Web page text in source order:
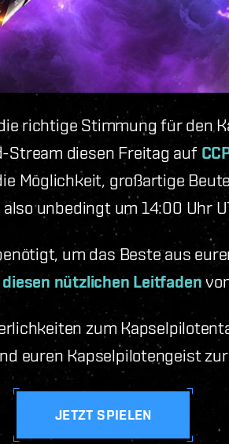
richtige Stimmung für den
Stream diesen Freitag auf
Möglichkeit, großartige
unbedingt um 14:00 Uhr
um das Beste aus
diesen nützlichen Leitfaden
zum
euren Kapselpilotengeist
JETZT SPIELEN